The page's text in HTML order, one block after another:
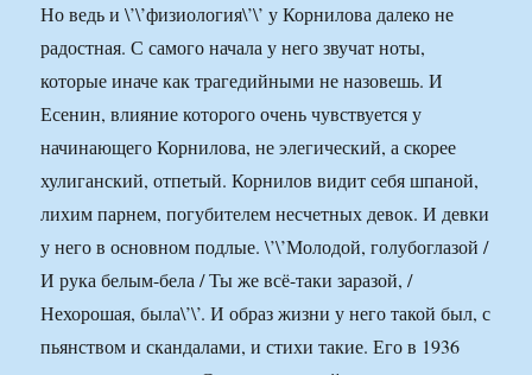
Но ведь и \’\’физиология\’\’ у Корнилова далеко не
радостная. С самого начала у него звучат ноты,
которые иначе как трагедийными не назовешь. И
Есенин, влияние которого очень чувствуется у
начинающего Корнилова, не элегический, а скорее
хулиганский, отпетый. Корнилов видит себя шпаной,
лихим парнем, погубителем несчетных девок. И девки
у него в основном подлые. \’\’Молодой, голубоглазой /
И рука белым-бела / Ты же всё-таки заразой, /
Нехорошая, была\’\’. И образ жизни у него такой был, с
пьянством и скандалами, и стихи такие. Его в 1936